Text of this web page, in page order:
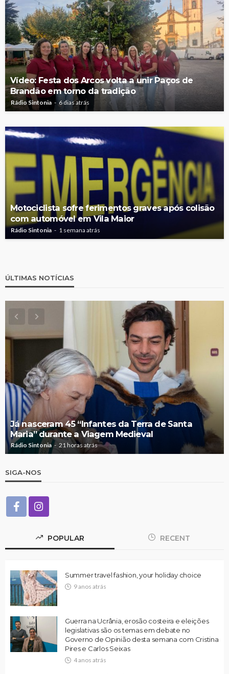
Vídeo: Festa dos Arcos volta a unir Paços de
Brandão em torno da tradição
Rádio Sintonia 6 dias atrás
Motociclista sofre ferimentos graves após colisão
com automóvel em Vila Maior
Rádio Sintonia 1 semana atrás
ÚLTIMAS NOTÍCIAS
Já nasceram 45 “Infantes da Terra de Santa
Maria” durante a Viagem Medieval
Rádio Sintonia 21 horas atrás
SIGA-NOS
POPULAR RECENT
Summer travel fashion, your holiday choice
9 anos atrás
Guerra na Ucrânia, erosão costeira e eleições
legislativas são os temas em debate no
Governo de Opinião desta semana com Cristina
Pires e Carlos Seixas
4 anos atrás